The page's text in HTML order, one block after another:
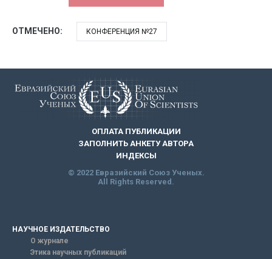
ОТМЕЧЕНО: КОНФЕРЕНЦИЯ №27
ОПЛАТА ПУБЛИКАЦИИ
ЗАПОЛНИТЬ АНКЕТУ АВТОРА
ИНДЕКСЫ
© 2022 Евразийский Союз Ученых.
All Rights Reserved.
НАУЧНОЕ ИЗДАТЕЛЬСТВО
О журнале
Этика научных публикаций